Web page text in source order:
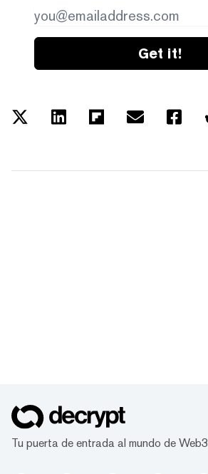
Get it!
Tu puerta de entrada al mundo de Web3